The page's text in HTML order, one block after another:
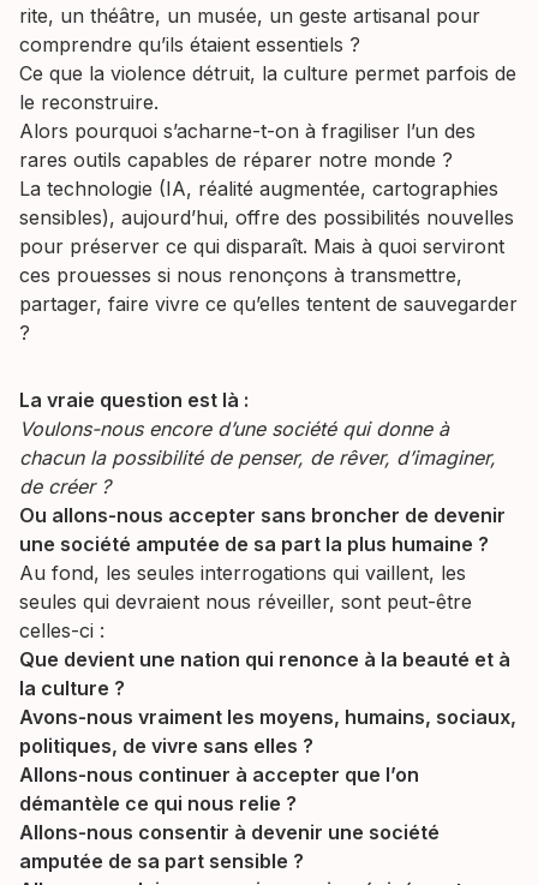
rite, un théâtre, un musée, un geste artisanal pour
comprendre qu’ils étaient essentiels ?
Ce que la violence détruit, la culture permet parfois de
le reconstruire.
Alors pourquoi s’acharne-t-on à fragiliser l’un des
rares outils capables de réparer notre monde ?
La technologie (IA, réalité augmentée, cartographies
sensibles), aujourd’hui, offre des possibilités nouvelles
pour préserver ce qui disparaît. Mais à quoi serviront
ces prouesses si nous renonçons à transmettre,
partager, faire vivre ce qu’elles tentent de sauvegarder
?
La vraie question est là :
Voulons-nous encore d’une société qui donne à
chacun la possibilité de penser, de rêver, d’imaginer,
de créer ?
Ou allons-nous accepter sans broncher de devenir
une société amputée de sa part la plus humaine ?
Au fond, les seules interrogations qui vaillent, les
seules qui devraient nous réveiller, sont peut-être
celles-ci :
Que devient une nation qui renonce à la beauté et à
la culture ?
Avons-nous vraiment les moyens, humains, sociaux,
politiques, de vivre sans elles ?
Allons-nous continuer à accepter que l’on
démantèle ce qui nous relie ?
Allons-nous consentir à devenir une société
amputée de sa part sensible ?